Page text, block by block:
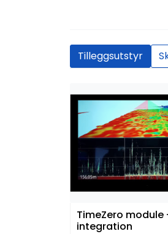
Tilleggsutstyr
TimeZero module
integration